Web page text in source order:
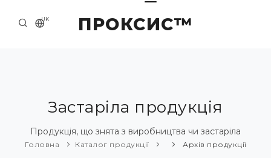
ПРОКСИС™
UK
ПРО НАС
ПРИКЛАДИ ТА РІШЕННЯ
КАТАЛОГ ПРОДУКЦІЇ
Застаріла продукція
Продукція, що знята з виробництва чи застаріла
Головна Каталог продукції Архів продукції